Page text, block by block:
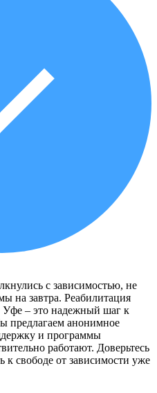
с зависимостью, не
на завтра. Реабилитация
Уфе – это надежный шаг к
предлагаем анонимное
и программы
работают. Доверьтесь
к свободе от зависимости уже